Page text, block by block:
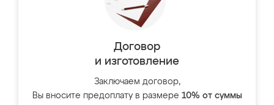
Договор
и изготовление
Заключаем договор,
Вы вносите предоплату в размере 10% от суммы